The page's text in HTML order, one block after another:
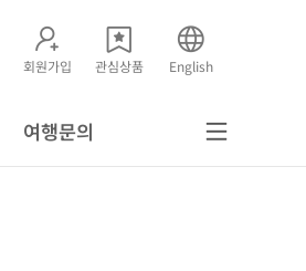
회원가입 관심상품 English
여행문의